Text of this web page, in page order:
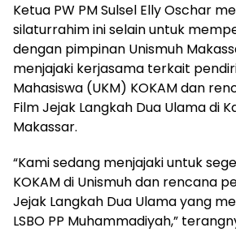
Ketua PW PM Sulsel Elly Oschar
silaturrahim ini selain untuk
dengan pimpinan Unismuh
menjajaki kerjasama terkait
Mahasiswa (UKM) KOKAM dan
Film Jejak Langkah Dua Ulama di
Makassar.
“Kami sedang menjajaki untuk
KOKAM di Unismuh dan rencana
Jejak Langkah Dua Ulama yang
LSBO PP Muhammadiyah,”